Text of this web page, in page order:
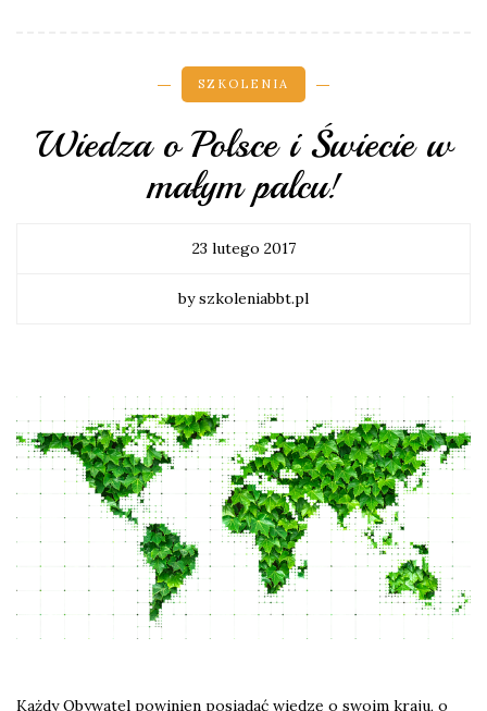
SZKOLENIA
Wiedza o Polsce i Świecie w
małym palcu!
23 lutego 2017
by szkoleniabbt.pl
Każdy Obywatel powinien posiadać wiedzę o swoim kraju, o